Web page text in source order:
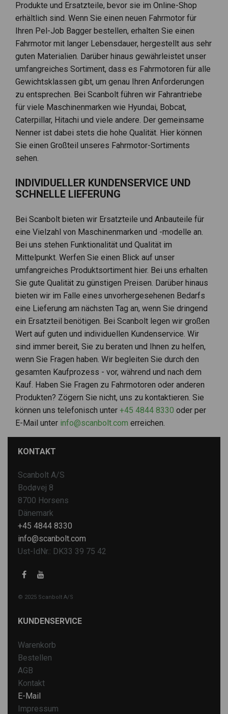
Produkte und Ersatzteile, bevor sie im Online-Shop
erhältlich sind. Wenn Sie einen neuen Fahrmotor für
Ihren Pel-Job Bagger bestellen, erhalten Sie einen
Fahrmotor mit langer Lebensdauer, hergestellt aus sehr
guten Materialien. Darüber hinaus gewährleistet unser
umfangreiches Sortiment, dass es Fahrmotoren für alle
Gewichtsklassen gibt, um genau Ihren Anforderungen
zu entsprechen. Bei Scanbolt führen wir Fahrantriebe
für viele Maschinenmarken wie Hyundai, Bobcat,
Caterpillar, Hitachi und viele andere. Der gemeinsame
Nenner ist dabei stets die hohe Qualität. Hier können
Sie einen Großteil unseres Fahrmotor-Sortiments
sehen.
INDIVIDUELLER KUNDENSERVICE UND
SCHNELLE LIEFERUNG
Bei Scanbolt bieten wir Ersatzteile und Anbauteile für
eine Vielzahl von Maschinenmarken und -modelle an.
Bei uns stehen Funktionalität und Qualität im
Mittelpunkt. Werfen Sie einen Blick auf unser
umfangreiches Produktsortiment hier. Bei uns erhalten
Sie gute Qualität zu günstigen Preisen. Darüber hinaus
bieten wir im Falle eines unvorhergesehenen Bedarfs
eine Lieferung am nächsten Tag an, wenn Sie dringend
ein Ersatzteil benötigen. Bei Scanbolt legen wir großen
Wert auf guten und individuellen Kundenservice. Wir
sind immer bereit, Sie zu beraten und Ihnen zu helfen,
wenn Sie Fragen haben. Wir begleiten Sie durch den
gesamten Kaufprozess - vor, während und nach dem
Kauf. Haben Sie Fragen zu Fahrmotoren oder anderen
Produkten? Zögern Sie nicht, uns zu kontaktieren. Sie
können uns telefonisch unter +45 4844 8330 oder per
E-Mail unter info@scanbolt.com erreichen.
KONTAKT
Scanbolt A/S
Bodøvej 8
8700 Horsens
Dänemark
+45 4844 8330
info@scanbolt.com
Ust-IdNr.: DK33 39 75 42
© 2025 Scanbolt A/S
KUNDENSERVICE
Warenkorb
Bestellen
AGB
Kontakt
E-Mail
Impressum